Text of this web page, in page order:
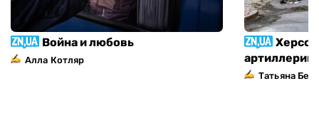
Война и любовь
Алла Котляр
Татьяна